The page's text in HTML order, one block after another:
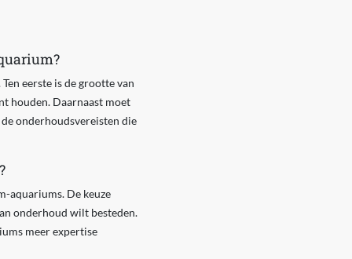
eerste is de grootte van
houden. Daarnaast moet
onderhoudsvereisten die
aquariums. De keuze
onderhoud wilt besteden.
meer expertise